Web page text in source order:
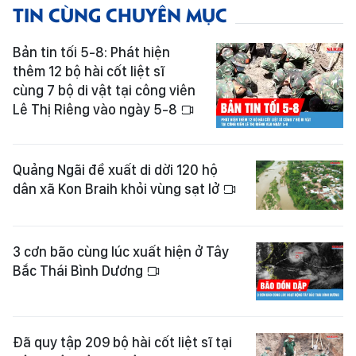
TIN CÙNG CHUYÊN MỤC
Bản tin tối 5-8: Phát hiện
thêm 12 bộ hài cốt liệt sĩ
cùng 7 bộ di vật tại công viên
Lê Thị Riêng vào ngày 5-8
Quảng Ngãi đề xuất di dời 120 hộ
dân xã Kon Braih khỏi vùng sạt lở
3 cơn bão cùng lúc xuất hiện ở Tây
Bắc Thái Bình Dương
Đã quy tập 209 bộ hài cốt liệt sĩ tại